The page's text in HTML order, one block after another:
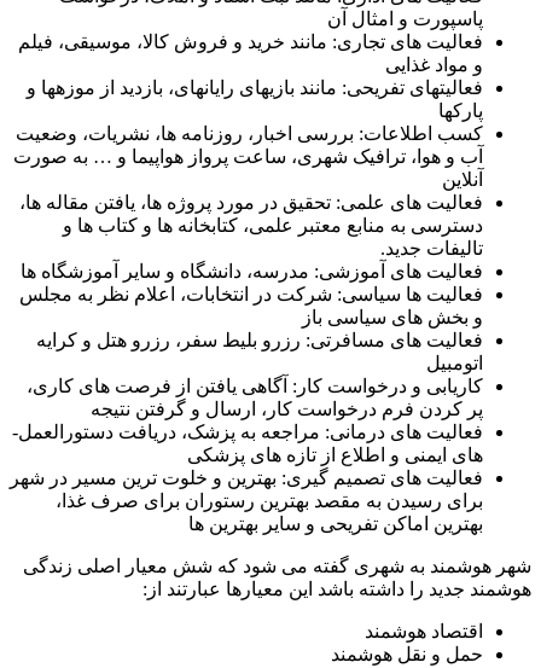
پاسپورت و امثال آن
فعالیت های تجاری: مانند خرید و فروش کالا، موسیقی، فیلم
و مواد غذایی
فعالیت­های تفریحی: مانند بازی­های رایانه­ای، بازدید از موزه­ها و
پارک­ها
کسب اطلاعات: بررسی اخبار، روزنامه ها، نشریات، وضعیت
آب و هوا، ترافیک شهری، ساعت پرواز هواپیما و … به صورت
آنلاین
فعالیت های علمی: تحقیق در مورد پروژه ­ها، یافتن مقاله­ ها،
دسترسی به منابع معتبر علمی، کتابخانه ­ها و کتاب­ ها و
تالیفات جدید.
فعالیت های آموزشی: مدرسه، دانشگاه و سایر آموزشگاه ­ها
فعالیت ها سیاسی: شرکت در انتخابات، اعلام نظر به مجلس
و بخش های سیاسی باز
فعالیت های مسافرتی: رزرو بلیط سفر، رزرو هتل و کرایه
اتومبیل
کاریابی و درخواست کار: آگاهی یافتن از فرصت­ های کاری،
پر کردن فرم درخواست کار، ارسال و گرفتن نتیجه
فعالیت­ های درمانی: مراجعه به پزشک، دریافت دستورالعمل­
های ایمنی و اطلاع از تازه ­های پزشکی
فعالیت­ های تصمیم گیری: بهترین و خلوت ترین مسیر در شهر
برای رسیدن به مقصد بهترین رستوران برای صرف غذا،
بهترین اماکن تفریحی و سایر بهترین ها
شهر هوشمند به شهری گفته می شود که شش معیار اصلی زندگی
هوشمند جدید را داشته باشد این معیارها عبارتند از:
اقتصاد هوشمند
حمل و نقل هوشمند